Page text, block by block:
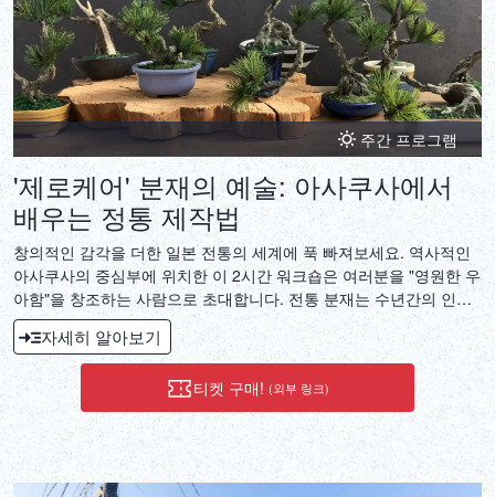
주간 프로그램
'제로케어' 분재의 예술: 아사쿠사에서
배우는 정통 제작법
창의적인 감각을 더한 일본 전통의 세계에 푹 빠져보세요. 역사적인
아사쿠사의 중심부에 위치한 이 2시간 워크숍은 여러분을 "영원한 우
아함"을 창조하는 사람으로 초대합니다. 전통 분재는 수년간의 인내
와 관리가 필요하지만, 저희 인공 분재 워크숍에서는 단 한 번의 수업
으로 똑같은 아름다움을 담아낼 수 있습니다. 영원히 푸르름을 유지
하는 작품을 만들어 보세요. 경험 많은 강사의 지도 아래, 전문가용
재료를 사용하여 자신만의 독특한 나무를 만들어낼 수 있습니다. 집
에 장식하거나 선물하기에 좋은 이 작품은 세련되고 관리가 간편한
인테리어 소품이 될 것입니다. 차분하고 소규모의 분위기 속에서 편
안하게 워크숍에 참여하고, 단순한 기념품이 아닌, 여러분의 손으로
직접 만든 일본 문화의 한 조각을 집으로 가져가세요.
자세히 알아보기
티켓 구매! (외부 링크)